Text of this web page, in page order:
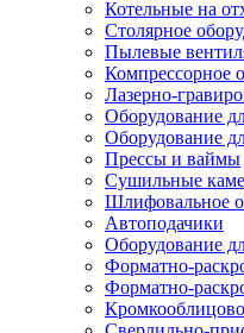
Котельные на
Столярное
Пылевые
Компрессорное
Лазерно-
Оборудование
Оборудование
Прессы и ваймы
Сушильные
Шлифовальное
Автоподачики
Оборудование
Форматно-
Форматно-